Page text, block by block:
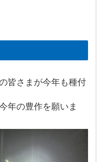
皆さまが今年も種付
年の豊作を願いま